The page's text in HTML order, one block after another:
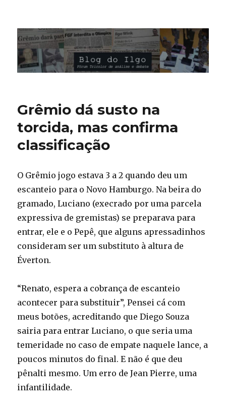
Blog do Ilgo Wink
Grêmio dá susto na
torcida, mas confirma
classificação
O Grêmio jogo estava 3 a 2 quando deu um
escanteio para o Novo Hamburgo. Na beira do
gramado, Luciano (execrado por uma parcela
expressiva de gremistas) se preparava para
entrar, ele e o Pepê, que alguns apressadinhos
consideram ser um substituto à altura de
Éverton.
“Renato, espera a cobrança de escanteio
acontecer para substituir”, Pensei cá com
meus botões, acreditando que Diego Souza
sairia para entrar Luciano, o que seria uma
temeridade no caso de empate naquele lance, a
poucos minutos do final. E não é que deu
pênalti mesmo. Um erro de Jean Pierre, uma
infantilidade.